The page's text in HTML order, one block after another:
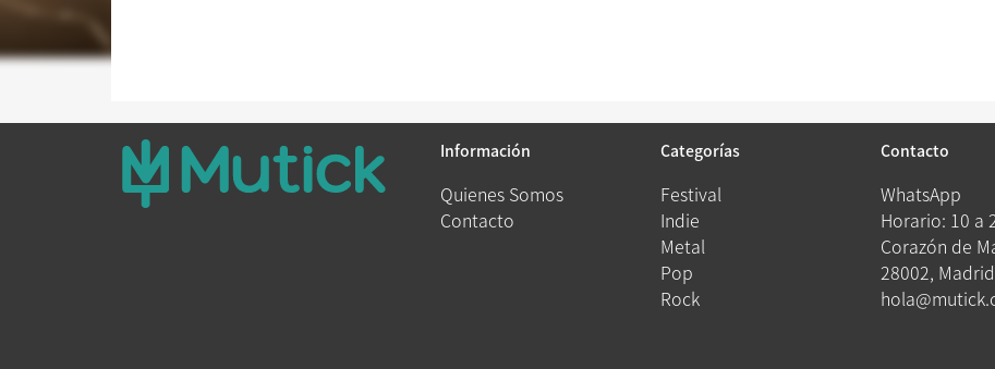
Información
Quienes Somos
Contacto
Categorías
Festival
Indie
Metal
Pop
Rock
Contacto
WhatsApp
Horario: 10 a
Corazón de
28002,